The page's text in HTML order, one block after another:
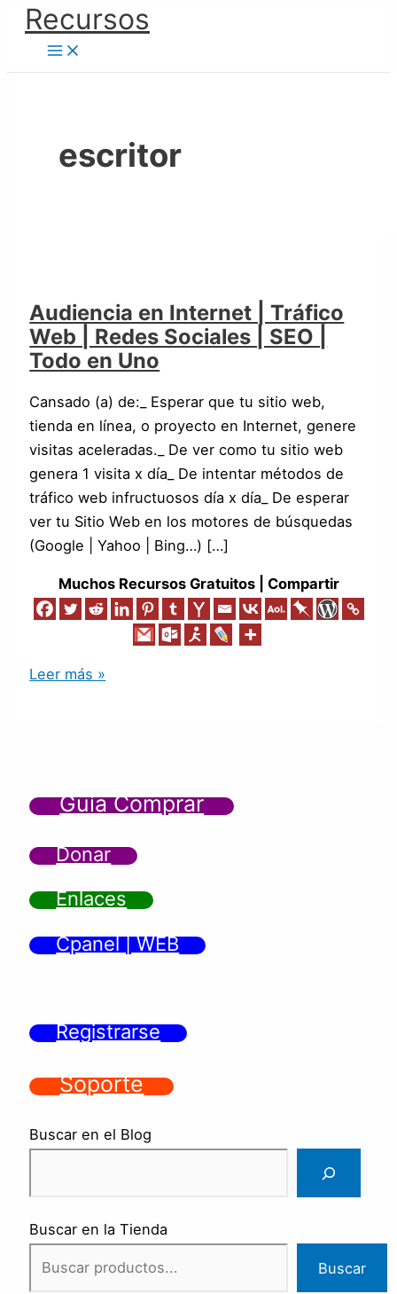
contenido
Recursos
escritor
Audiencia en Internet | Tráfico
Web | Redes Sociales | SEO |
Todo en Uno
Cansado (a) de:_ Esperar que tu sitio web,
tienda en línea, o proyecto en Internet, genere
visitas aceleradas._ De ver como tu sitio web
genera 1 visita x día_ De intentar métodos de
tráfico web infructuosos día x día_ De esperar
ver tu Sitio Web en los motores de búsquedas
(Google | Yahoo | Bing…) […]
Muchos Recursos Gratuitos | Compartir
Audiencia
en
Internet
en
Uno
Leer más »
Guía Comprar
Donar
Enlaces
Cpanel | WEB
Registrarse
Soporte
Buscar en el Blog
Buscar en la Tienda
Buscar